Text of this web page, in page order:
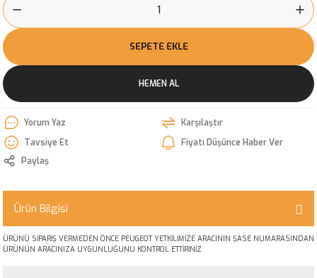
SEPETE EKLE
HEMEN AL
Yorum Yaz
Karşılaştır
Tavsiye Et
Fiyatı Düşünce Haber Ver
Paylaş
Ürün Bilgisi
ÜRÜNÜ SİPARİŞ VERMEDEN ÖNCE PEUGEOT YETKİLİMİZE ARACININ ŞASE NUMARASINDAN
ÜRÜNÜN ARACINIZA UYGUNLUĞUNU KONTROL ETTİRİNİZ